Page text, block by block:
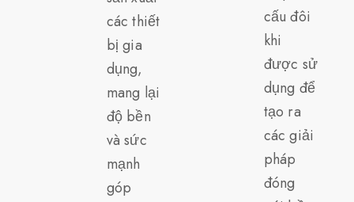
các thiết
bị gia
dụng,
mang lại
độ bền
và sức
mạnh
góp
cấu đôi
khi
được sử
dụng để
tạo ra
các giải
pháp
đóng